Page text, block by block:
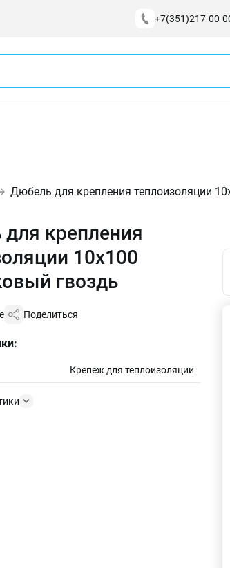
+7(351)217-00-
Дюбель для крепления теплоизоляции
крепления
10х100
гвоздь
Поделиться
Крепеж для теплоизоляции